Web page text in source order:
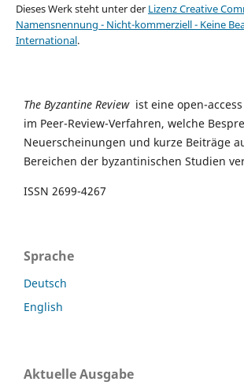
Dieses Werk steht unter der Lizenz Creative
Namensnennung - Nicht-kommerziell - Keine
International.
The Byzantine Reviewist eine open-
im Peer-Review-Verfahren, welche
Neuerscheinungen und kurze Beiträge
Bereichen der byzantinischen Studien
ISSN 2699-4267
Sprache
Deutsch
English
Aktuelle Ausgabe